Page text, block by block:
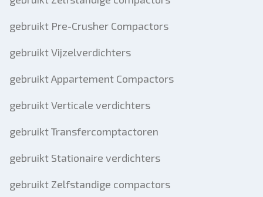
gebruikt Pre-Crusher Compactors
gebruikt Vijzelverdichters
gebruikt Appartement Compactors
gebruikt Verticale verdichters
gebruikt Transfercomptactoren
gebruikt Stationaire verdichters
gebruikt Zelfstandige compactors